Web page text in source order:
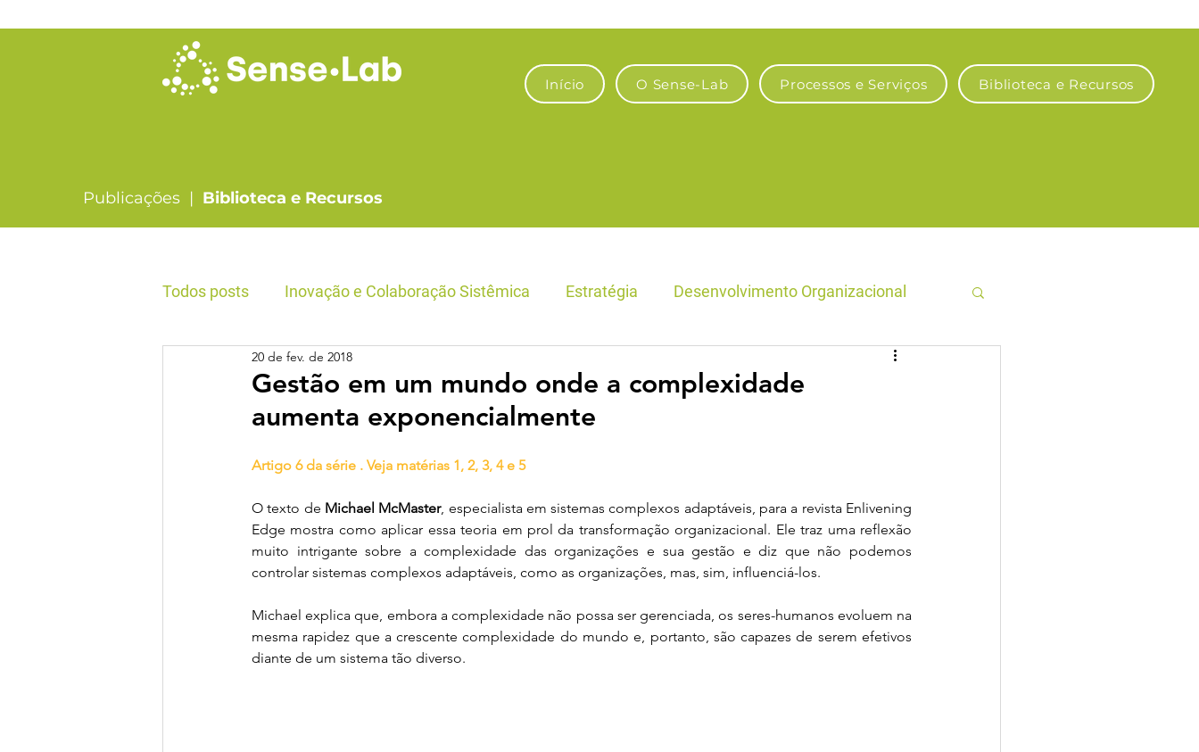
Início O Sense-Lab Processos e Serviços Biblioteca e Recursos
Publicações | Biblioteca e Recursos
Todos posts Inovação e Colaboração Sistêmica Estratégia Desenvolvimento Organizacional
Liderança & Formação Bioeconomia & Agro Sustentável
Finanças Sustentáveis
Clima, Natureza & Sociobio Restauração Florestal Políticas Públicas O Sense-Lab
Gestão em um mundo onde a complexidade
aumenta exponencialmente
20 de fev. de 2018
Artigo 6 da série . Veja matérias 1, 2, 3, 4 e 5
O texto de Michael McMaster, especialista em sistemas complexos adaptáveis, para a revista Enlivening
Edge mostra como aplicar essa teoria em prol da transformação organizacional. Ele traz uma reflexão
muito intrigante sobre a complexidade das organizações e sua gestão e diz que não podemos
controlar sistemas complexos adaptáveis, como as organizações, mas, sim, influenciá-los.
Michael explica que, embora a complexidade não possa ser gerenciada, os seres-humanos evoluem na
mesma rapidez que a crescente complexidade do mundo e, portanto, são capazes de serem efetivos
diante de um sistema tão diverso.